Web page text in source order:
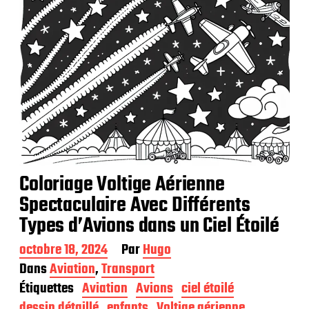
Coloriage Voltige Aérienne
Spectaculaire Avec Différents
Types d’Avions dans un Ciel Étoilé
D
a
t
e
octobre 18, 2024 ParHugo
DansAviation,Transport
Étiquettes Aviation Avions ciel étoilé